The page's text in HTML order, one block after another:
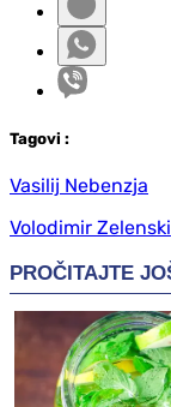
Tagovi :
Vasilij Nebenzja
Volodimir Zelenski